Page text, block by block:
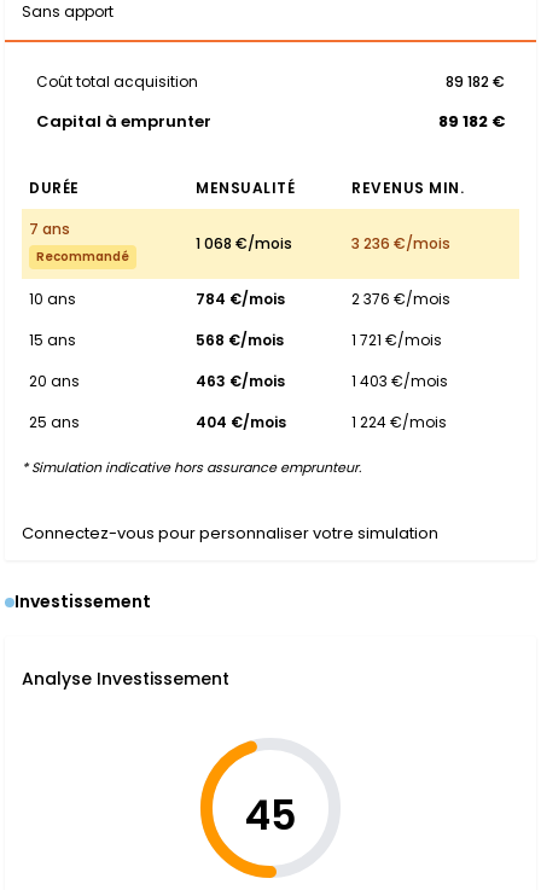
Sans apport
Coût total acquisition 89 182 €
Capital à emprunter 89 182 €
DURÉE MENSUALITÉ
REVENUS MIN.
7 ans
Recommandé
1 068 €/mois 3 236 €/mois
10 ans 784 €/mois
2 376 €/mois
15 ans
568 €/mois
1 721 €/mois
20 ans
463 €/mois
1 403 €/mois
25 ans
404 €/mois 1 224 €/mois
* Simulation indicative hors assurance emprunteur.
Connectez-vous pour personnaliser votre simulation
Investissement
Analyse Investissement
45